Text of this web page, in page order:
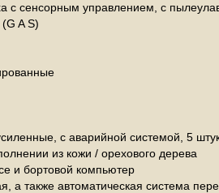
с сенсорным управлением, с
A S)
с аварийной системой, 5
из кожи / орехового дерева
и бортовой компьютер
а также автоматическая система